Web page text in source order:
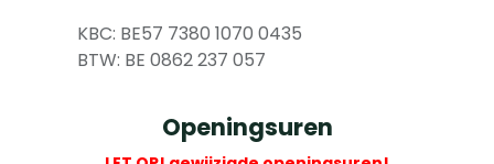
KBC: BE57 7380 1070 0435
​ BTW: BE 0862 237 057
Openingsuren